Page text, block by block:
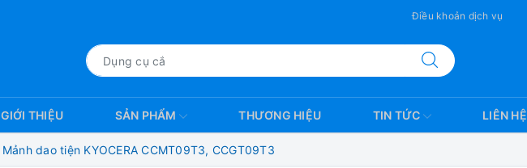
Điều khoản dịch vụ
GIỚI THIỆU SẢN PHẨM THƯƠNG HIỆU TIN TỨC LIÊN HỆ
Mảnh dao tiện KYOCERA CCMT09T3, CCGT09T3